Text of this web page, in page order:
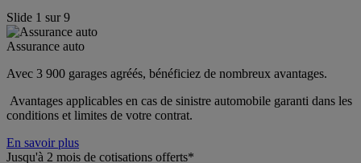
Slide 1 sur9
Assurance auto
Avec 3 900 garages agréés, bénéficiez de nombreux avantages.
Avantages applicables en cas de sinistre automobile garanti dans les
conditions et limites de votre contrat.
En savoir plus
Jusqu'à 2 mois de cotisations offerts*